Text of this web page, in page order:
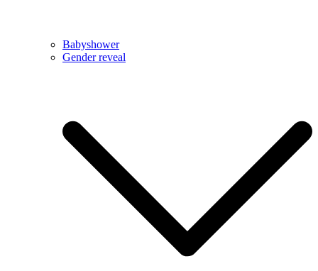
Babyshower
Gender reveal